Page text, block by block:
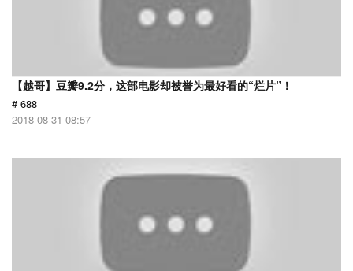
【越哥】豆瓣9.2分，这部电影却被誉为最好看的“烂片”！
# 688
2018-08-31 08:57